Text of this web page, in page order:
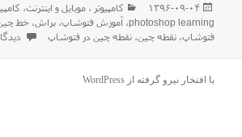
ارسال
شده
در
۱۳۹۶-۰۹-۰۴ دسته‌ها
كامپيوتر ، موبایل و اينترنت،
photoshop learning، آموزش فتوشاپ،براش،خط
فتوشاپ،نقطه چین،نقطه چین در فتوشاپ
با افتخار نیرو گرفته از WordPress